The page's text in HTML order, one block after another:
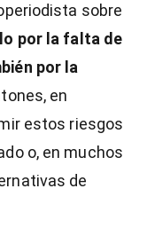
sobre
por la falta de
por la
en
estos riesgos
o, en muchos
de